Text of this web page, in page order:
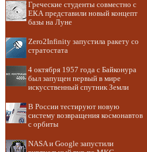
Греческие студенты совместно с
ЕКА представили новый концепт
базы на Луне
Zero2Infinity запустила ракету со
стратостата
4 октября 1957 года с Байконура
был запущен первый в мире
искусственный спутник Земли
В России тестируют новую
систему возвращения космонавтов
с орбиты
NASA и Google запустили